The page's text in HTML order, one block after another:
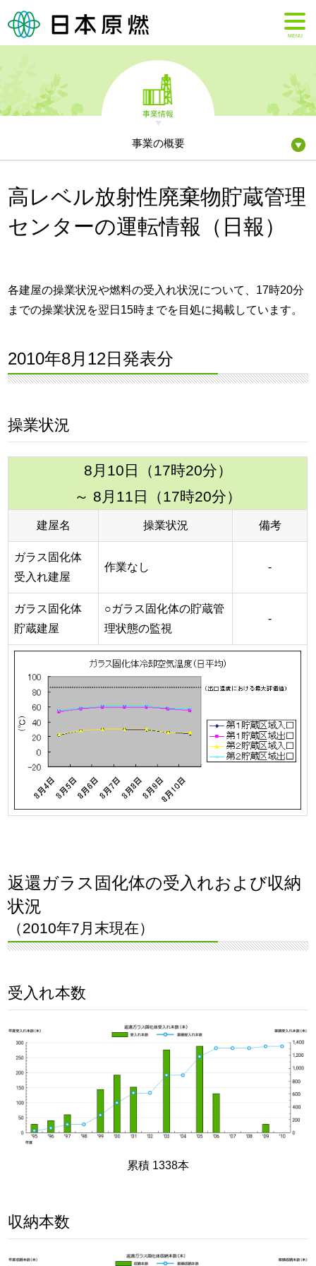
MENU
事業情報
事業の概要
高レベル放射性廃棄物貯蔵管理
センターの運転情報（日報）
各建屋の操業状況や燃料の受入れ状況について、17時20分
までの操業状況を翌日15時までを目処に掲載しています。
2010年8月12日発表分
操業状況
8月10日（17時20分）
～ 8月11日（17時20分）
建屋名 操業状況 備考
ガラス固化体
受入れ建屋
作業なし -
ガラス固化体
貯蔵建屋
○ガラス固化体の貯蔵管
理状態の監視
-
返還ガラス固化体の受入れおよび収納
状況
（2010年7月末現在）
受入れ本数
累積 1338本
収納本数